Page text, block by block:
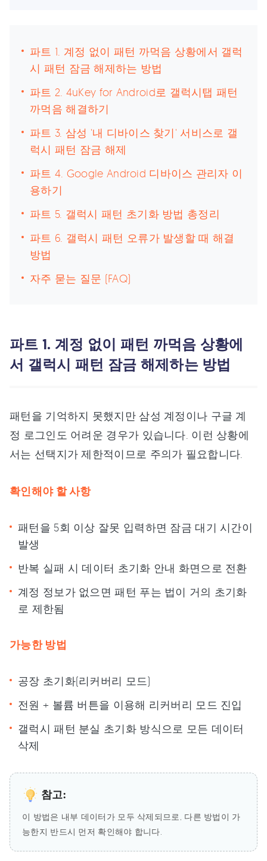
파트 1. 계정 없이 패턴 까먹음 상황에서 갤럭
시 패턴 잠금 해제하는 방법
파트 2. 4uKey for Android로 갤럭시탭 패턴
까먹음 해결하기
파트 3. 삼성 '내 디바이스 찾기' 서비스로 갤
럭시 패턴 잠금 해제
파트 4. Google Android 디바이스 관리자 이
용하기
파트 5. 갤럭시 패턴 초기화 방법 총정리
파트 6. 갤럭시 패턴 오류가 발생할 때 해결
방법
자주 묻는 질문 (FAQ)
파트 1. 계정 없이 패턴 까먹음 상황에
서 갤럭시 패턴 잠금 해제하는 방법
패턴을 기억하지 못했지만 삼성 계정이나 구글 계
정 로그인도 어려운 경우가 있습니다. 이런 상황에
서는 선택지가 제한적이므로 주의가 필요합니다.
확인해야 할 사항
패턴을 5회 이상 잘못 입력하면 잠금 대기 시간이
발생
반복 실패 시 데이터 초기화 안내 화면으로 전환
계정 정보가 없으면 패턴 푸는 법이 거의 초기화
로 제한됨
가능한 방법
공장 초기화(리커버리 모드)
전원 + 볼륨 버튼을 이용해 리커버리 모드 진입
갤럭시 패턴 분실 초기화 방식으로 모든 데이터
삭제
참고:
이 방법은 내부 데이터가 모두 삭제되므로, 다른 방법이 가
능한지 반드시 먼저 확인해야 합니다.